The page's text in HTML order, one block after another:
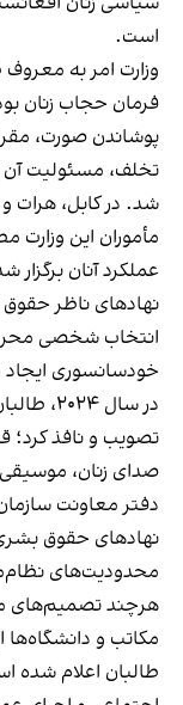
است.
فرمان حجاب زنان
پوشاندن صورت،
تخلف، مسئولیت آن
شد. در کابل، هرات
مأموران این
عملکرد آنان
نهادهای ناظر حقوق
انتخاب شخصی
خودسانسوری
در سال
تصویب و نافذ کرد؛
صدای زنان،
دفتر معاونت
نهادهای حقوق
محدودیت‌های
هرچند تصمیم‌های
مکاتب و
طالبان اعلام شده